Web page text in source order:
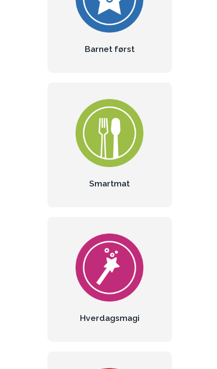
Barnet først
og skaper trygghet. Det som skiller oss
fra alle de andre.
Smartmat
Smartmat
Hopp og sprett, høyt og lavt. Små helter
trenger sunn mat som skaper
overskudd.
Hverdagsmagi
Hverdagsmagi
En pinne blir en tryllestav og kanskje
finnes det haier i sølepytten? Barnas
fantasiverden er et spennende sted.